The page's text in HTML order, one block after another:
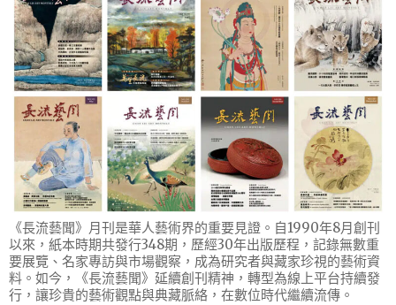
《長流藝聞》月刊是華人藝術界的重要見證。自1990年8月創刊
以來，紙本時期共發行348期，歷經30年出版歷程，記錄無數重
要展覽、名家專訪與市場觀察，成為研究者與藏家珍視的藝術資
料。如今，《長流藝聞》延續創刊精神，轉型為線上平台持續發
行，讓珍貴的藝術觀點與典藏脈絡，在數位時代繼續流傳。